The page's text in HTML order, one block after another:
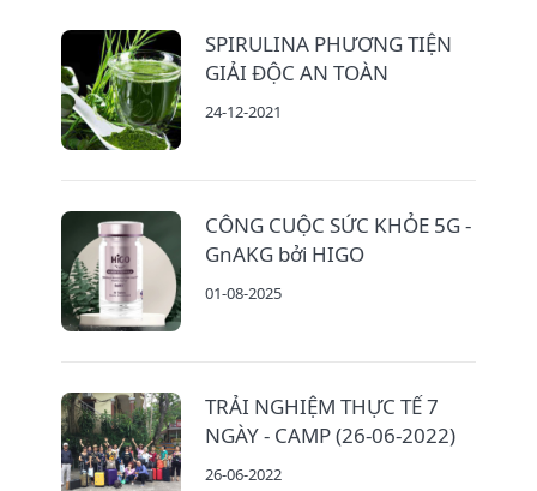
SPIRULINA PHƯƠNG TIỆN
GIẢI ĐỘC AN TOÀN
24-12-2021
CÔNG CUỘC SỨC KHỎE 5G -
GnAKG bởi HIGO
01-08-2025
TRẢI NGHIỆM THỰC TẾ 7
NGÀY - CAMP (26-06-2022)
26-06-2022